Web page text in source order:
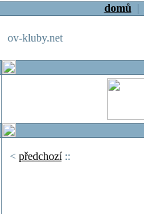
domů |
ov-kluby.net
< předchozí::